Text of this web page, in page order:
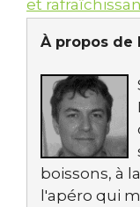
et
À propos de
boissons, à
l'apéro qui